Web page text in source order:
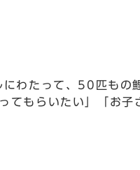
わたって、50匹もの
てもらいたい」「お子